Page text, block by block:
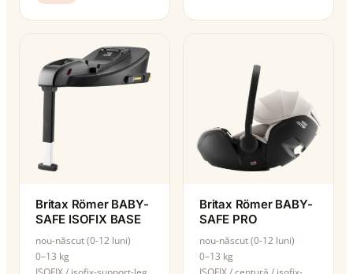
Britax Römer BABY-
SAFE ISOFIX BASE
nou-născut (0-12 luni)
0–13 kg
Britax Römer BABY-
SAFE PRO
nou-născut (0-12 luni)
0–13 kg